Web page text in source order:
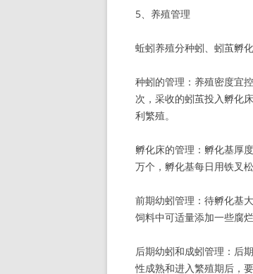
5、养殖管理
蚯蚓养殖分种蚓、蚓茧孵
种蚓的管理：养殖密度宜
次，采收的蚓茧投入孵化
利繁殖。
孵化床的管理：孵化基厚
万个，孵化基每日用铁叉
前期幼蚓管理：待孵化基
饲料中可适量添加一些腐
后期幼蚓和成蚓管理：后
性成熟和进入繁殖期后，